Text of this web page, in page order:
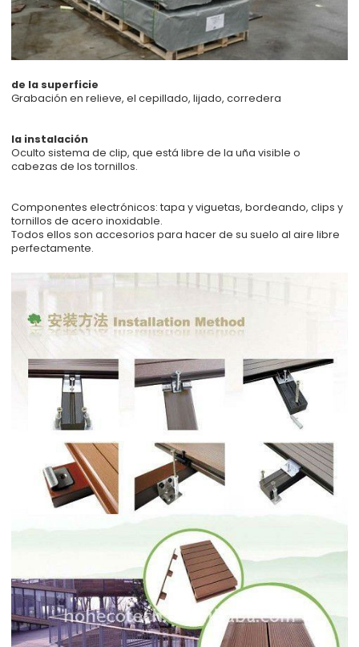
de la superficie
Grabación en relieve, el cepillado, lijado, corredera
la instalación
Oculto sistema de clip, que está libre de la uña visible o
cabezas de los tornillos.
Componentes electrónicos: tapa y viguetas, bordeando, clips y
tornillos de acero inoxidable.
Todos ellos son accesorios para hacer de su suelo al aire libre
perfectamente.